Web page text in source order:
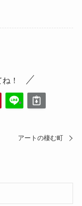
！
アートの棲む町